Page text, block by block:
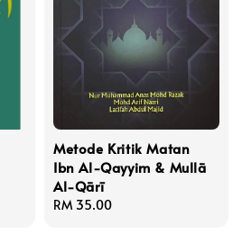
Metode Kritik Matan
Ibn Al-Qayyim & Mullā
Al-Qārī
Regular
RM 35.00